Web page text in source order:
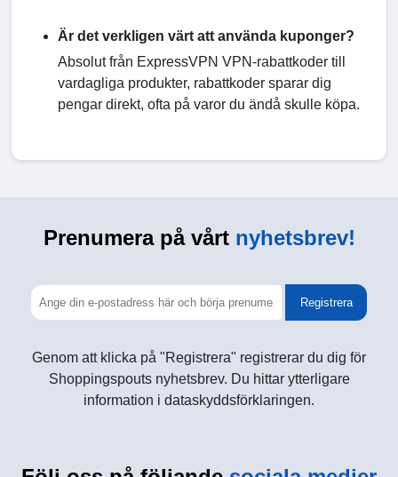
Är det verkligen värt att använda kuponger?
Absolut från ExpressVPN VPN-rabattkoder till
vardagliga produkter, rabattkoder sparar dig
pengar direkt, ofta på varor du ändå skulle köpa.
Prenumera på vårtnyhetsbrev!
Registrera
Genom att klicka på "Registrera" registrerar du dig för
Shoppingspouts nyhetsbrev. Du hittar ytterligare
information i dataskyddsförklaringen.